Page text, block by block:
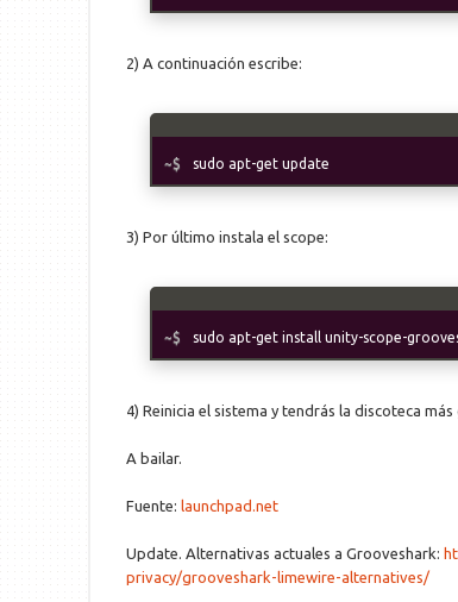
2) A continuación escribe:
sudo apt-get update
3) Por último instala el scope:
sudo apt-get install unity-scope-
4) Reinicia el sistema y tendrás la discoteca
A bailar.
Fuente: launchpad.net
Update. Alternativas actuales a Grooveshark:
privacy/grooveshark-limewire-alternatives/